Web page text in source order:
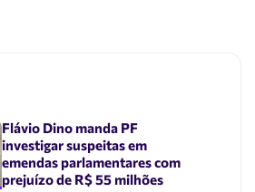
Flávio Dino manda PF
investigar suspeitas em
emendas parlamentares com
prejuízo de R$ 55 milhões